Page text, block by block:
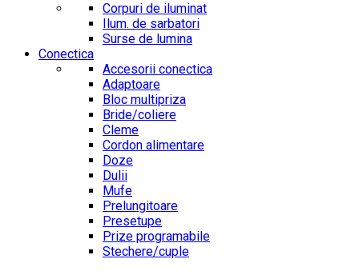
Corpuri de iluminat
Ilum. de sarbatori
Surse de lumina
Conectica
Accesorii conectica
Adaptoare
Bloc multipriza
Bride/coliere
Cleme
Cordon alimentare
Doze
Dulii
Mufe
Prelungitoare
Presetupe
Prize programabile
Stechere/cuple